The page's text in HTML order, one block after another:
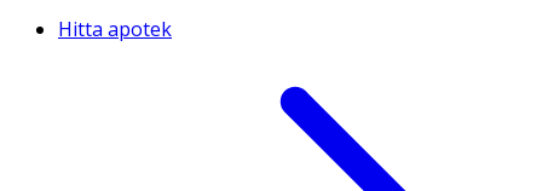
Hitta apotek